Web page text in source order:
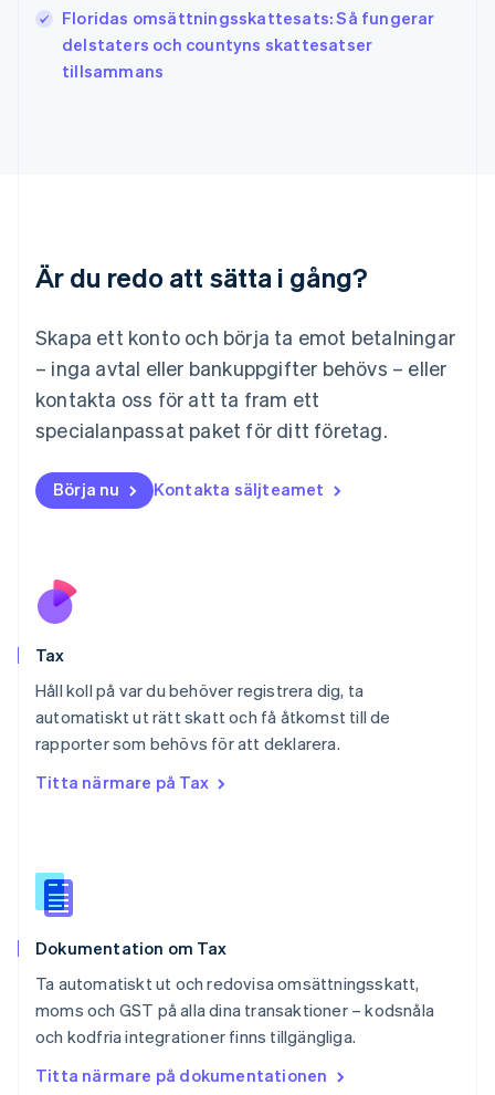
Floridas omsättningsskattesats: Så fungerar
delstaters och countyns skattesatser
tillsammans
Är du redo att sätta i gång?
Skapa ett konto och börja ta emot betalningar
– inga avtal eller bankuppgifter behövs – eller
kontakta oss för att ta fram ett
specialanpassat paket för ditt företag.
Börja nu Kontakta säljteamet
Tax
Håll koll på var du behöver registrera dig, ta
automatiskt ut rätt skatt och få åtkomst till de
rapporter som behövs för att deklarera.
Titta närmare på Tax
Dokumentation om Tax
Ta automatiskt ut och redovisa omsättningsskatt,
moms och GST på alla dina transaktioner – kodsnåla
och kodfria integrationer finns tillgängliga.
Titta närmare på dokumentationen
Kanada
EnglishFrançais
Kroatien
FrançaisDeutschEnglish
Malta
English
Mexiko
Español English
Nederländerna
Norge
English
English
Portugal
Schweiz
DeutschFrançaisItalianoEnglish
Singapore
Slovakien
Spanien
Español
English
Sverige
Thailand
ไทยEnglish
English